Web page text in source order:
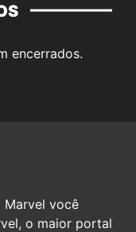
encerrados.
Marvel você
o maior portal